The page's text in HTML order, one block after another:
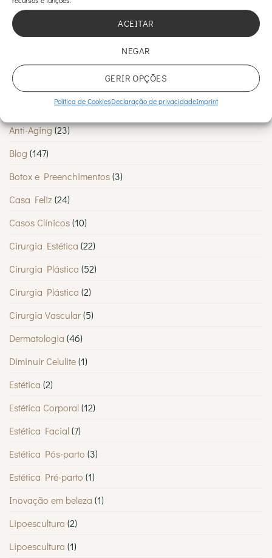
ACEITAR
NEGAR
GERIR OPÇÕES
Política de CookiesDeclaração de privacidadeImprint
MyMoment
é
Sandra Charreu
suas dores
CATEGORIAS
Abdominoplastia(1)
Anti-Aging(23)
Blog (147)
Botox e Preenchimentos(3)
Casa Feliz (24)
Casos Clínicos(10)
Cirurgia Estética (22)
Cirurgia Plástica (52)
Cirurgia Plástica (2)
Cirurgia Vascular(5)
Dermatologia (46)
Diminuir Celulite(1)
Estética (2)
Estética Corporal(12)
Estética Facial(7)
Estética Pós-parto (3)
Estética Pré-parto (1)
Inovação em beleza (1)
Lipoescultura (2)
Lipoescultura (1)